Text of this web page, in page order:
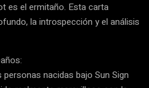
es el ermitaño. Esta carta
la introspección y el análisis
nacidas bajo Sun Sign